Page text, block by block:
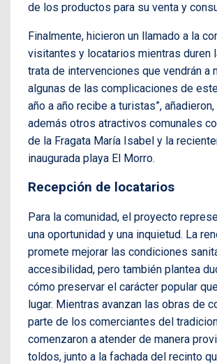
de los productos para su venta y
Finalmente, hicieron un llamado a la
visitantes y locatarios mientras duren
trata de intervenciones que vendrán a
algunas de las complicaciones de
año a año recibe a turistas”,
además otros atractivos comunales
de la Fragata María Isabel y la
inaugurada playa El Morro.
Recepción de locatarios
Para la comunidad, el proyecto
una oportunidad y una inquietud. La
promete mejorar las condiciones
accesibilidad, pero también plantea
cómo preservar el carácter popular
lugar. Mientras avanzan las obras de
parte de los comerciantes del
comenzaron a atender de manera
toldos, junto a la fachada del recinto